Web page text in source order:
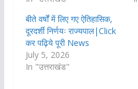
बीते वर्षों में लिए गए ऐतिहासिक,
दूरदर्शी निर्णयः राज्यपाल|Click
कर पढ़िये पूरी News
July 5, 2026
In "उत्तराखंड"